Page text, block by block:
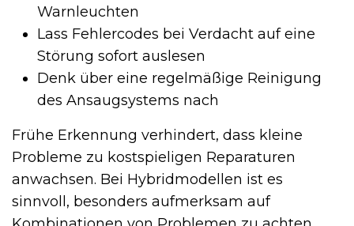
Warnleuchten
Lass Fehlercodes bei Verdacht auf eine
Störung sofort auslesen
Denk über eine regelmäßige Reinigung
des Ansaugsystems nach
Frühe Erkennung verhindert, dass kleine
Probleme zu kostspieligen Reparaturen
anwachsen. Bei Hybridmodellen ist es
sinnvoll, besonders aufmerksam auf